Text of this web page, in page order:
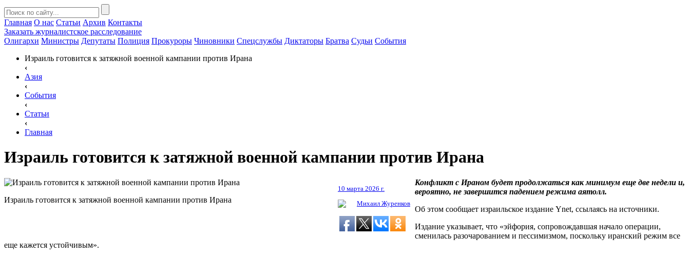
Главная О нас Статьи Архив Контакты
Заказать журналистское расследование
Олигархи Министры Депутаты Полиция Прокуроры Чиновники Спецслужбы Диктаторы Братва Судьи События
Израиль готовится к затяжной военной кампании против Ирана
‹
Азия
‹
События
‹
Статьи
‹
Главная
Израиль готовится к затяжной военной кампании против Ирана
Израиль готовится к затяжной военной кампании против Ирана
10 марта 2026 г.
Михаил Журенков
Конфликт с Ираном будет продолжаться как минимум еще две недели и,
вероятно, не завершится падением режима аятолл.
Об этом сообщает израильское издание Ynet, ссылаясь на источники.
Издание указывает, что «эйфория, сопровождавшая начало операции,
сменилась разочарованием и пессимизмом, поскольку иранский режим все
еще кажется устойчивым».